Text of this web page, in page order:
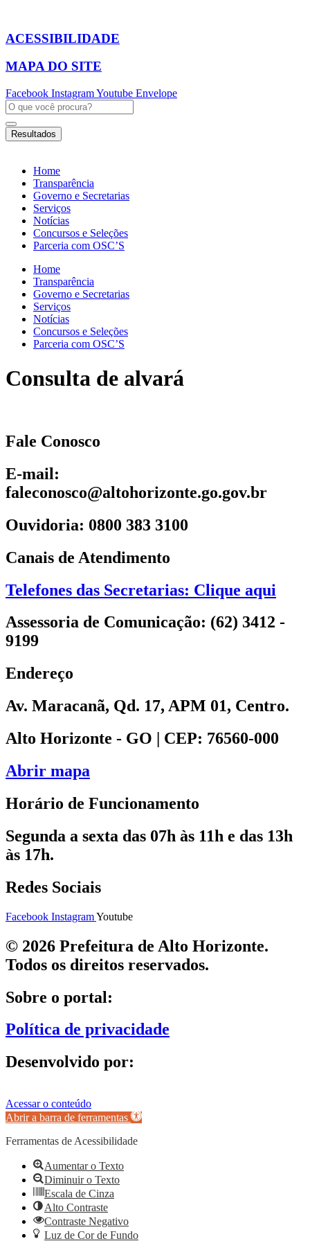
o
conteúdo
ACESSIBILIDADE
MAPA DO SITE
Facebook InstagramYoutube Envelope
Pesquisar
...
Resultados
Home
Transparência
Governo e Secretarias
Serviços
Notícias
Concursos e Seleções
Parceria com OSC’S
Home
Transparência
Governo e Secretarias
Serviços
Notícias
Concursos e Seleções
Parceria com OSC’S
Consulta de alvará
Fale Conosco
E-mail:
faleconosco@altohorizonte.go.gov.br
Ouvidoria: 0800 383 3100
Canais de Atendimento
Telefones das Secretarias: Clique aqui
Assessoria de Comunicação: (62) 3412 -
9199
Endereço
Av. Maracanã, Qd. 17, APM 01, Centro.
Alto Horizonte - GO | CEP: 76560-000
Abrir mapa
Horário de Funcionamento
Segunda a sexta das 07h às 11h e das 13h
às 17h.
Redes Sociais
Facebook InstagramYoutube
© 2026 Prefeitura de Alto Horizonte.
Todos os direitos reservados.
Sobre o portal:
Política de privacidade
Desenvolvido por:
Acessar o conteúdo
Abrir a barra de ferramentas
Ferramentas de Acessibilidade
Aumentar o Texto
Diminuir o Texto
Escala de Cinza
Alto Contraste
Contraste Negativo
Luz de Cor de Fundo